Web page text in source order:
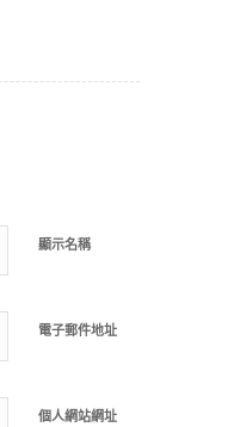
顯示名稱
電子郵件地址
個人網站網址